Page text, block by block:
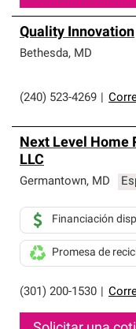
Quality Innovation
Bethesda, MD
(240) 523-4269
Next Level Home
LLC
Germantown, MD
(301) 200-1530
Financiación
Promesa de